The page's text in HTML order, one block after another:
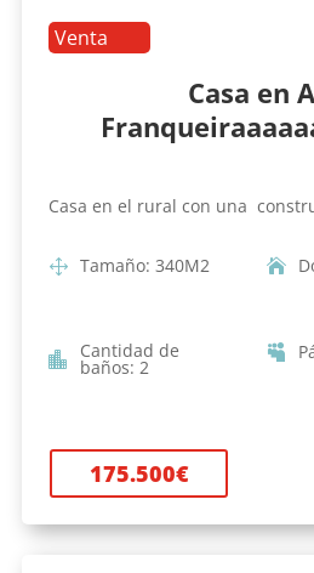
Venta
Casa en A
Casa en el rural con una
Tamaño: 340M2
Cantidad de
baños: 2
175.500€